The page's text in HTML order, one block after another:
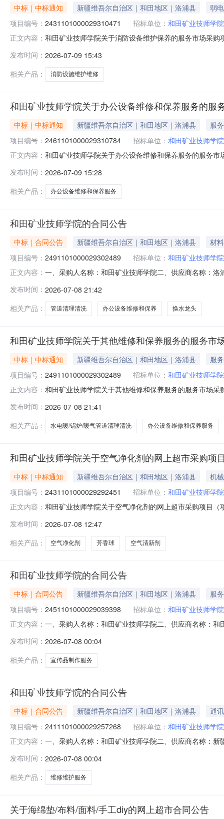
中标｜中标通知 新疆维吾尔自治区｜和田地区｜洛浦县
弱
项目编号： 2431101000029310471 招标单位： 和田矿业技师学院
正文内容： 和田矿业技师学院关于消防设备维护保养的服务市场采
所在行政区划编码:653224项目所在行政区划名称:新疆
发布时间： 2026-07-09 15:43
相关产品：
消防设施维护维修
和田矿业技师学院关于办公设备维修和保养服务的服
中标｜中标通知 新疆维吾尔自治区｜和田地区｜洛浦县
服
项目编号： 2461101000029310784 招标单位： 和田矿业技师学院
正文内容： 和田矿业技师学院关于办公设备维修和保养服务的服务
（元）:项目所在行政区划编码:653224项目所在行政区
发布时间： 2026-07-09 15:28
相关产品：
办公设备维修和保养服务
和田矿业技师学院的合同公告
中标｜合同公告 新疆维吾尔自治区｜和田地区｜洛浦县
材
项目编号： 2491101000029302489 招标单位： 和田矿业技师学院
正文内容： 一、采购人名称：和田矿业技师学院二、供应商名称：
附件台1.008200082000服务要求或标的基本概况：七、
发布时间： 2026-07-08 21:42
相关产品：
管道清理清洗 办公设备维修和保养 换水龙头
和田矿业技师学院关于其他维修和保养服务的服务市
中标｜中标通知 新疆维吾尔自治区｜和田地区｜洛浦县
服
项目编号： 2491101000029302489 招标单位： 和田矿业技师学院
正文内容： 和田矿业技师学院关于其他维修和保养服务的服务市场
项目所在行政区划编码:653224项目所在行政区划名称:
发布时间： 2026-07-08 21:41
相关产品：
水电暖/锅炉/暖气管道清理清洗 办公设备维修和保养服务
和田矿业技师学院关于空气净化剂的网上超市采购项
中标｜中标通知 新疆维吾尔自治区｜和田地区｜洛浦县
机
项目编号： 2431101000029292451 招标单位： 和田矿业技师学院
正文内容： 和田矿业技师学院关于空气净化剂的网上超市采购项目
编码:653224项目所在行政区划名称:新疆维吾尔自治区
发布时间： 2026-07-08 12:47
相关产品：
空气净化剂 芳香球 空气清新剂
和田矿业技师学院的合同公告
中标｜合同公告 新疆维吾尔自治区｜和田地区｜洛浦县
服
项目编号： 2451101000029039398 招标单位： 和田矿业技师学院
正文内容： 一、采购人名称：和田矿业技师学院二、供应商名称：
七、其它事项：详见附件中的合同文件八、联系方式1、
发布时间： 2026-07-08 00:04
相关产品：
宣传品制作服务
和田矿业技师学院的合同公告
中标｜合同公告 新疆维吾尔自治区｜和田地区｜洛浦县
通
项目编号： 2411101000029257268 招标单位： 和田矿业技师学院
正文内容： 一、采购人名称：和田矿业技师学院二、供应商名称：
七、其它事项：详见附件中的合同文件八、联系方式1、
发布时间： 2026-07-08 00:04
相关产品：
维修维护服务
关于海绵垫/布料/面料/手工diy的网上超市合同公告